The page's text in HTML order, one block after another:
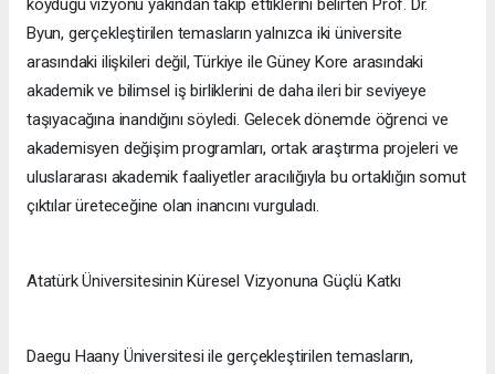
koyduğu vizyonu yakından takip ettiklerini belirten Prof. Dr.
Byun, gerçekleştirilen temasların yalnızca iki üniversite
arasındaki ilişkileri değil, Türkiye ile Güney Kore arasındaki
akademik ve bilimsel iş birliklerini de daha ileri bir seviyeye
taşıyacağına inandığını söyledi. Gelecek dönemde öğrenci ve
akademisyen değişim programları, ortak araştırma projeleri ve
uluslararası akademik faaliyetler aracılığıyla bu ortaklığın somut
çıktılar üreteceğine olan inancını vurguladı.
Atatürk Üniversitesinin Küresel Vizyonuna Güçlü Katkı
Daegu Haany Üniversitesi ile gerçekleştirilen temasların,